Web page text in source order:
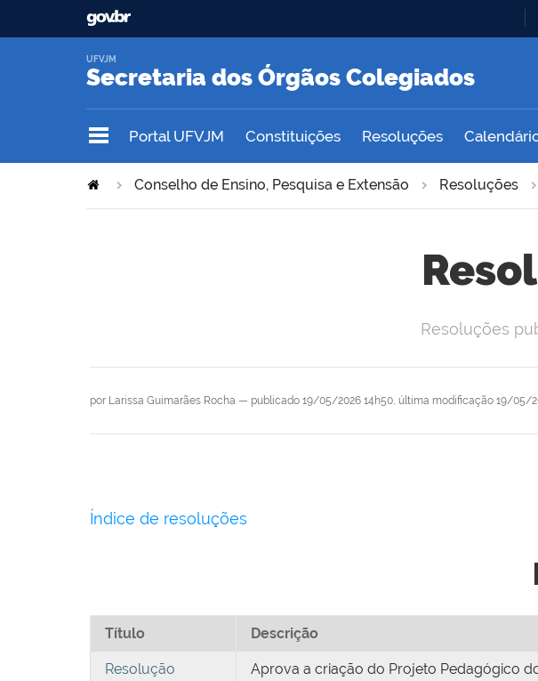
Secretaria dos Órgãos Colegiados
UFVJM
Portal UFVJM Constituições Resoluções
Conselho de Ensino, Pesquisa e Extensão Resoluções
por Larissa Guimarães Rocha — publicado 19/05/2026 14h50, última modificação 19/05/
Resoluções
Índice de resoluções
Título Descrição
Resolução
Aprova a criação do Projeto Pedagógico